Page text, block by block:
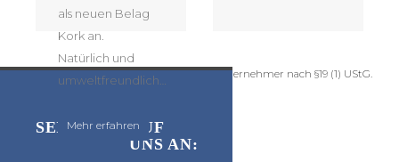
als neuen Belag
Kork an.
Natürlich und
umweltfreundlich…
Mehr erfahren “Neuer Belag mit Kork”
SEITEN
RUF
UNS AN:
Kein Mehrwertsteuerausweis, da Kleinunternehmer nach §19 (1) UStG.